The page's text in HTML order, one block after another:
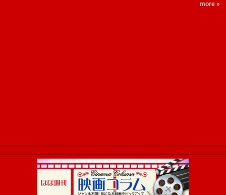
more »